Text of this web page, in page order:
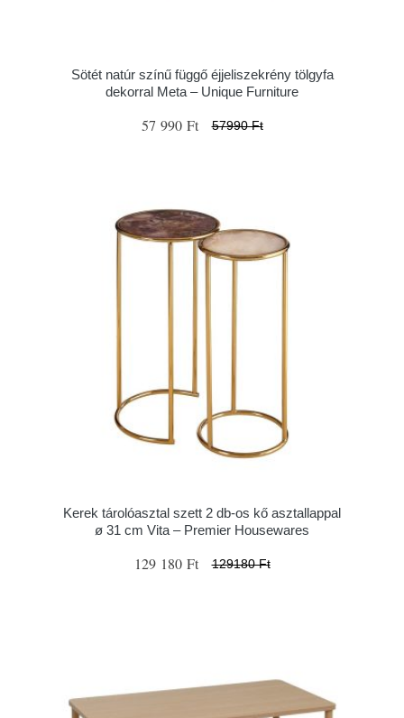
Sötét natúr színű függő éjjeliszekrény tölgyfa
dekorral Meta – Unique Furniture
57 990 Ft 57990 Ft
Kerek tárolóasztal szett 2 db-os kő asztallappal
ø 31 cm Vita – Premier Housewares
129 180 Ft 129180 Ft